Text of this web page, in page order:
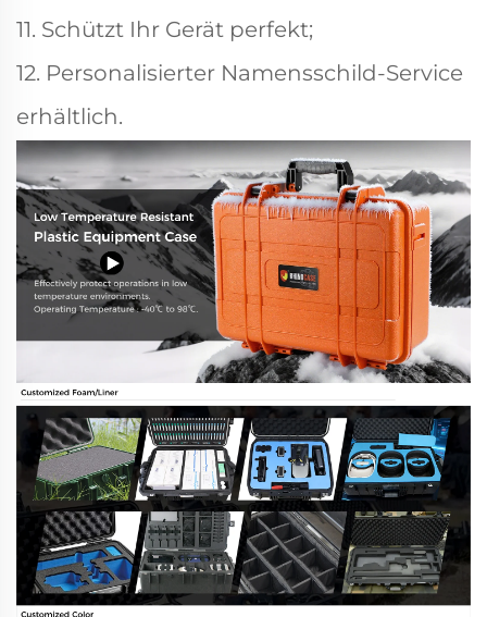
11. Schützt Ihr Gerät perfekt;
12. Personalisierter Namensschild-Service
erhältlich.